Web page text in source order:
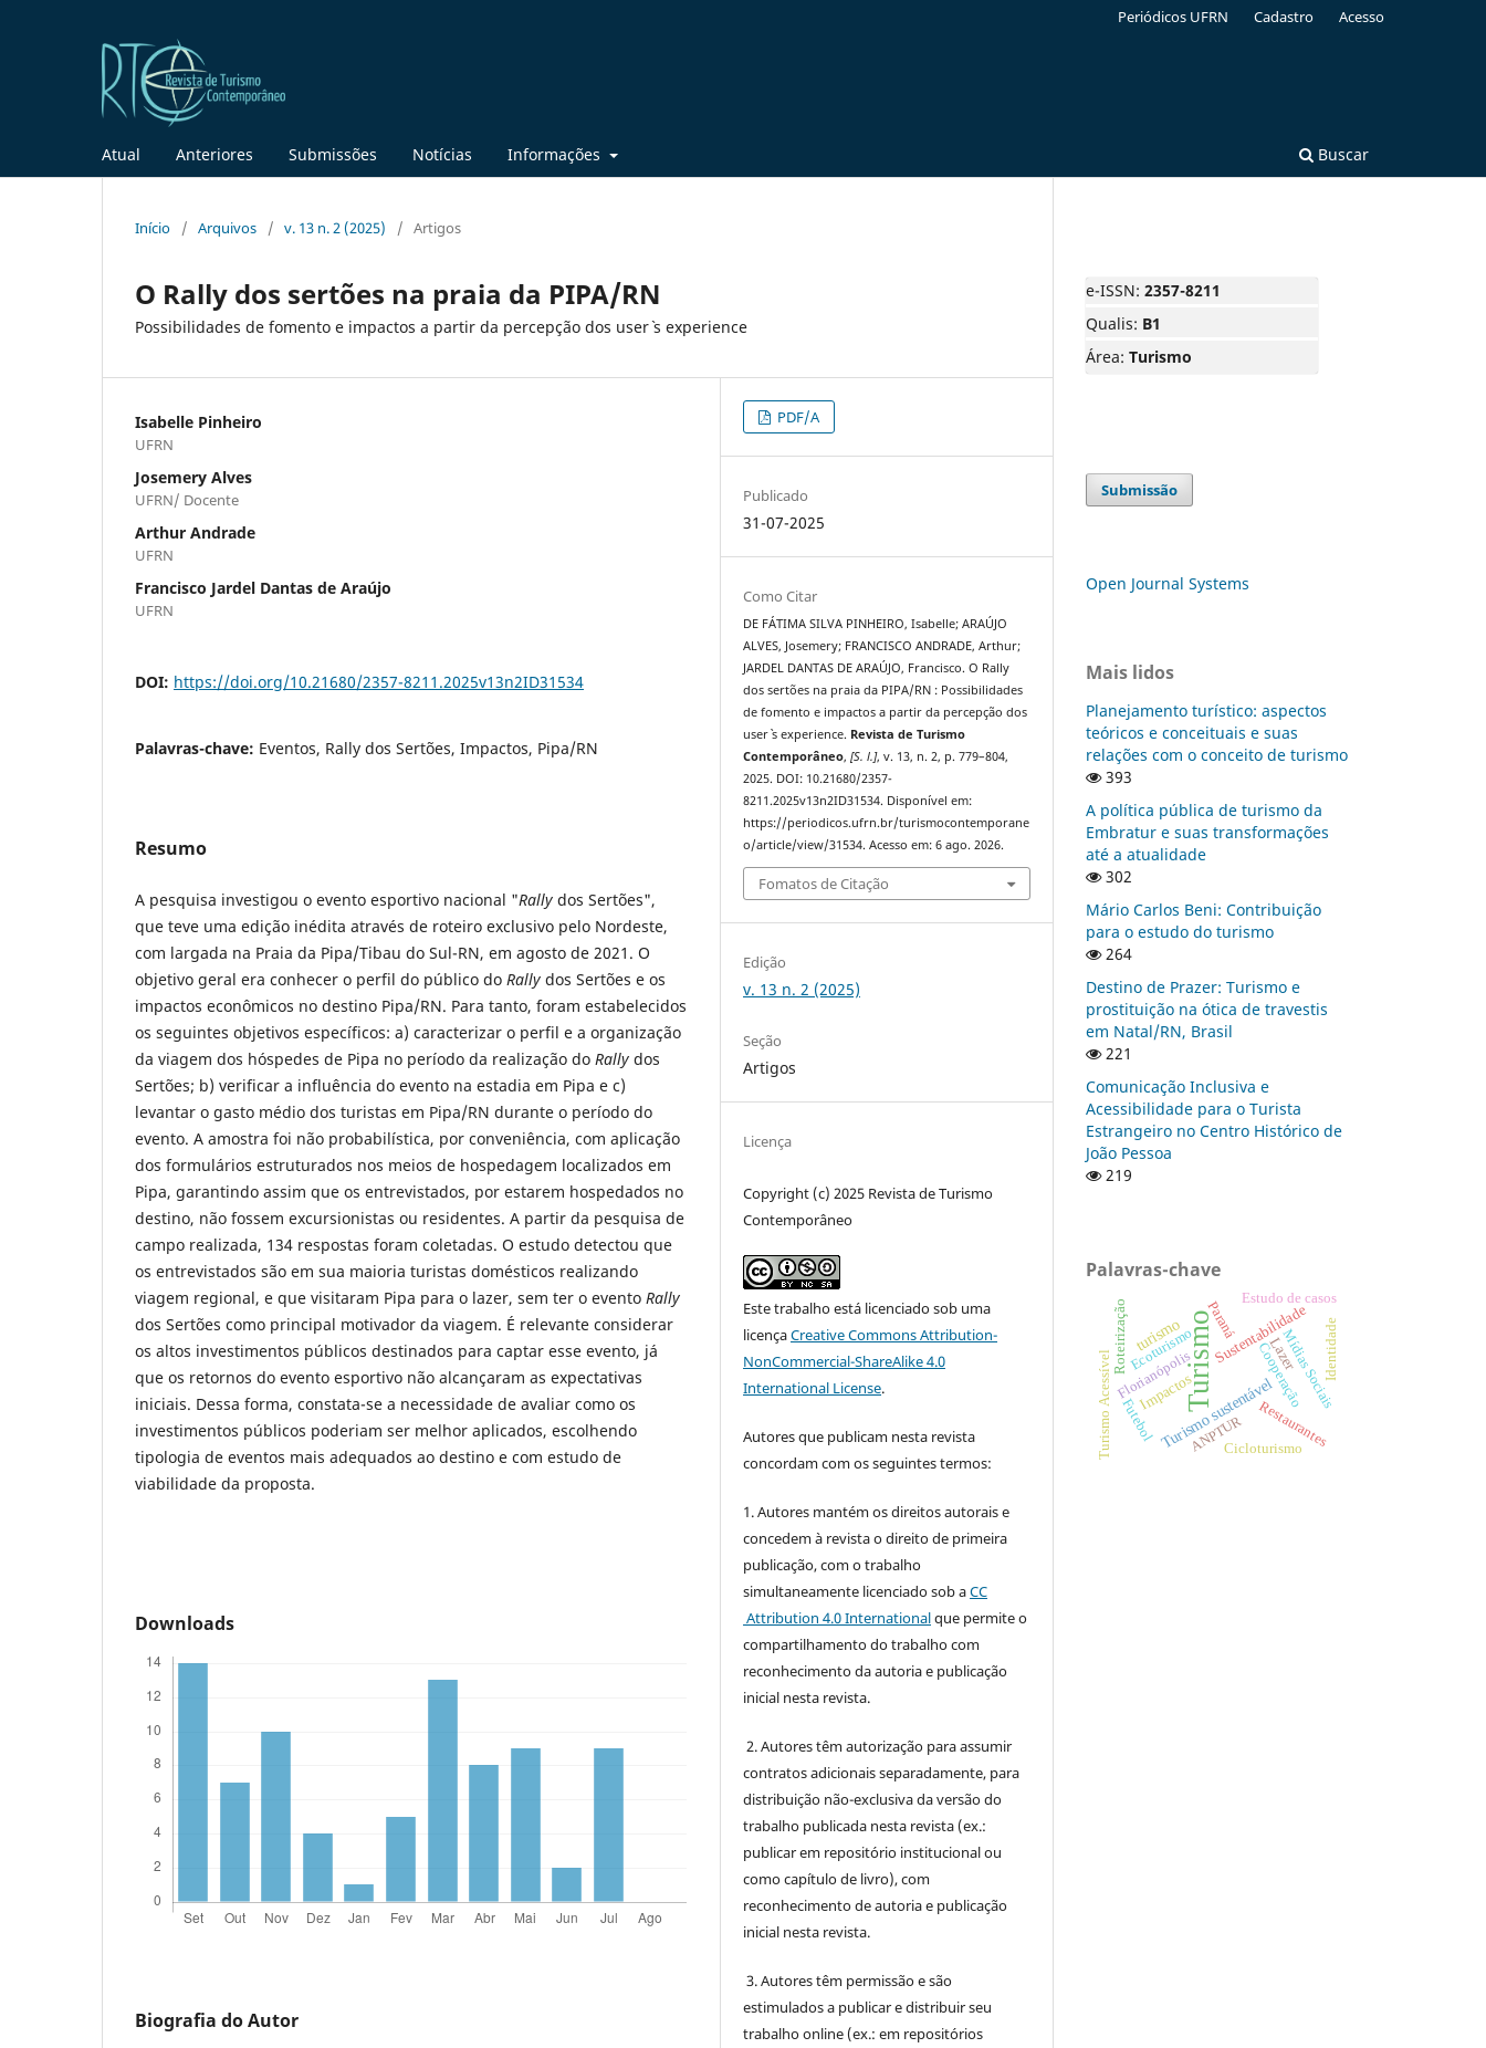
Atual Anteriores Submissões Notícias Informações Buscar
Periódicos UFRN Cadastro Acesso
Início / Arquivos / v. 13 n. 2 (2025) / Artigos
O Rally dos sertões na praia da PIPA/RN
Possibilidades de fomento e impactos a partir da percepção dos user` s experience
Isabelle Pinheiro
UFRN
Josemery Alves
UFRN/ Docente
Arthur Andrade
UFRN
Francisco Jardel Dantas de Araújo
UFRN
DOI: https://doi.org/10.21680/2357-8211.2025v13n2ID31534
Palavras-chave: Eventos, Rally dos Sertões, Impactos, Pipa/RN
Resumo
A pesquisa investigou o evento esportivo nacional "Rally dos Sertões",
que teve uma edição inédita através de roteiro exclusivo pelo Nordeste,
com largada na Praia da Pipa/Tibau do Sul-RN, em agosto de 2021. O
objetivo geral era conhecer o perfil do público do Rally dos Sertões e os
impactos econômicos no destino Pipa/RN. Para tanto, foram estabelecidos
os seguintes objetivos específicos: a) caracterizar o perfil e a organização
da viagem dos hóspedes de Pipa no período da realização do Rally dos
Sertões; b) verificar a influência do evento na estadia em Pipa e c)
levantar o gasto médio dos turistas em Pipa/RN durante o período do
evento. A amostra foi não probabilística, por conveniência, com aplicação
dos formulários estruturados nos meios de hospedagem localizados em
Pipa, garantindo assim que os entrevistados, por estarem hospedados no
destino, não fossem excursionistas ou residentes. A partir da pesquisa de
campo realizada, 134 respostas foram coletadas. O estudo detectou que
os entrevistados são em sua maioria turistas domésticos realizando
viagem regional, e que visitaram Pipa para o lazer, sem ter o evento Rally
dos Sertões como principal motivador da viagem. É relevante considerar
os altos investimentos públicos destinados para captar esse evento, já
que os retornos do evento esportivo não alcançaram as expectativas
iniciais. Dessa forma, constata-se a necessidade de avaliar como os
investimentos públicos poderiam ser melhor aplicados, escolhendo
tipologia de eventos mais adequados ao destino e com estudo de
viabilidade da proposta.
Downloads
Biografia do Autor
PDF/A
Publicado
31-07-2025
Como Citar
DE FÁTIMA SILVA PINHEIRO, Isabelle; ARAÚJO
ALVES, Josemery; FRANCISCO ANDRADE, Arthur;
JARDEL DANTAS DE ARAÚJO, Francisco. O Rally
dos sertões na praia da PIPA/RN : Possibilidades
de fomento e impactos a partir da percepção dos
user` s experience. Revista de Turismo
Contemporâneo,[S. l.], v. 13, n. 2, p. 779–804,
2025. DOI: 10.21680/2357-
8211.2025v13n2ID31534. Disponível em:
https://periodicos.ufrn.br/turismocontemporane
o/article/view/31534. Acesso em: 6 ago. 2026.
Fomatos de Citação
Edição
v. 13 n. 2 (2025)
Seção
Artigos
Licença
Copyright (c) 2025 Revista de Turismo
Contemporâneo
Este trabalho está licenciado sob uma
licençaCreative Commons Attribution-
NonCommercial-ShareAlike 4.0
International License.
Autores que publicam nesta revista
concordam com os seguintes termos:
1. Autores mantém os direitos autorais e
concedem à revista o direito de primeira
publicação, com o trabalho
simultaneamente licenciado sob aCC
Attribution 4.0 Internationalque permite o
compartilhamento do trabalho com
reconhecimento da autoria e publicação
inicial nesta revista.
2. Autores têm autorização para assumir
contratos adicionais separadamente, para
distribuição não-exclusiva da versão do
trabalho publicada nesta revista (ex.:
publicar em repositório institucional ou
como capítulo de livro), com
reconhecimento de autoria e publicação
inicial nesta revista.
3. Autores têm permissão e são
estimulados a publicar e distribuir seu
trabalho online (ex.: em repositórios
e-ISSN: 2357-8211
Qualis: B1
Área: Turismo
Submissão
Open Journal Systems
Mais lidos
Planejamento turístico: aspectos
teóricos e conceituais e suas
relações com o conceito de turismo
393
A política pública de turismo da
Embratur e suas transformações
até a atualidade
302
Mário Carlos Beni: Contribuição
para o estudo do turismo
264
Destino de Prazer: Turismo e
prostituição na ótica de travestis
em Natal/RN, Brasil
221
Comunicação Inclusiva e
Acessibilidade para o Turista
Estrangeiro no Centro Histórico de
João Pessoa
219
Palavras-chave
Turismo
Turismo sustentável
turismo
Impactos
Lazer
Sustentabilidade
Ecoturismo
Florianópolis Mídias Sociais
Turismo Acessível Restaurantes
Paraná Identidade
Futebol ANPTUR
Roteirização
Cicloturismo
Estudo de casos
Cooperação